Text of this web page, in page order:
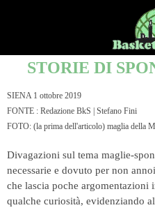
STORIE DI
SIENA 1 ottobre 2019
FONTE : Redazione BkS | Stefano Fini
FOTO: (la prima dell'articolo) maglia della
Divagazioni sul tema maglie-
necessarie e dovuto per non
che lascia poche argomentazioni
qualche curiosità, evidenziando